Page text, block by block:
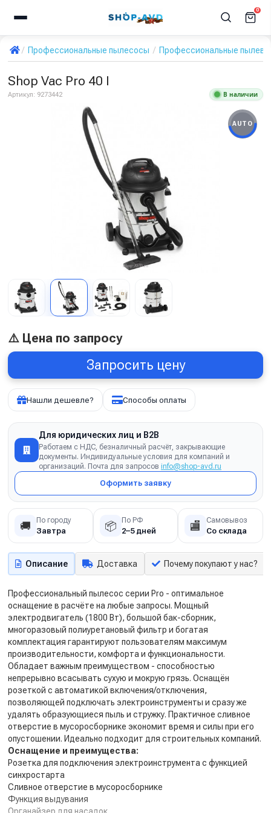
0
Профессиональные пылесосы Профессиональные
Shop Vac Pro 40 I
Артикул: 9273442 В наличии
AUTO
⚠️ Цена по запросу
Запросить цену
Нашли дешевле? Способы оплаты
Для юридических лиц и B2B
Работаем с НДС, безналичный расчёт, закрывающие
документы. Индивидуальные условия для компаний и
организаций. Почта для запросов info@shop-avd.ru
Оформить заявку
🚚 По городу
Завтра 📦 По РФ
2–5 дней 🏬 Самовывоз
Со склада
Описание Доставка Почему покупают у нас?
Профессиональный пылесос серии Pro - оптимальное
оснащение в расчёте на любые запросы. Мощный
электродвигатель (1800 Вт), большой бак-сборник,
многоразовый полиуретановый фильтр и богатая
комплектация гарантируют пользователям максимум
производительности, комфорта и функциональности.
Обладает важным преимуществом - способностью
непрерывно всасывать сухую и мокрую грязь. Оснащён
розеткой с автоматикой включения/отключения,
позволяющей подключать электроинструменты и сразу же
удалять образующиеся пыль и стружку. Практичное сливное
отверстие в мусоросборнике экономит время и силы при его
опустошении. Идеально подходит для строительных компаний.
Оснащение и преимущества:
Розетка для подключения электроинструмента с функцией
синхростарта
Сливное отверстие в мусоросборнике
Функция выдувания